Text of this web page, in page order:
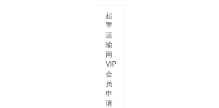
起
重
运
输
网
VIP
会
员
申
请